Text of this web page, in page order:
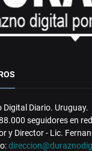
Digital Diario. Uruguay.
seguidores en
y Director - Lic.